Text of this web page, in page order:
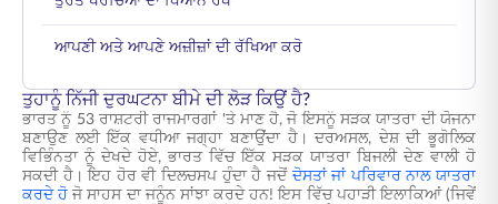
ਆਪਣੀ ਅਤੇ ਆਪਣੇ ਅਜ਼ੀਜ਼ਾਂ ਦੀ ਰੱਖਿਆ ਕਰੋ
ਤੁਹਾਨੂੰ ਨਿੱਜੀ ਦੁਰਘਟਨਾ ਬੀਮੇ ਦੀ ਲੋੜ ਕਿਉਂ ਹੈ?
ਭਾਰਤ ਨੂੰ 53 ਰਾਸ਼ਟਰੀ ਰਾਜਮਾਰਗਾਂ 'ਤੇ ਮਾਣ ਹੈ, ਜੋ ਇਸਨੂੰ ਸੜਕ ਯਾਤਰਾ ਦੀ ਯੋਜਨਾ
ਬਣਾਉਣ ਲਈ ਇੱਕ ਵਧੀਆ ਜਗ੍ਹਾ ਬਣਾਉਂਦਾ ਹੈ। ਦਰਅਸਲ, ਦੇਸ਼ ਦੀ ਭੂਗੋਲਿਕ
ਵਿਭਿੰਨਤਾ ਨੂੰ ਦੇਖਦੇ ਹੋਏ, ਭਾਰਤ ਵਿੱਚ ਇੱਕ ਸੜਕ ਯਾਤਰਾ ਬਿਜਲੀ ਦੇਣ ਵਾਲੀ ਹੋ
ਸਕਦੀ ਹੈ। ਇਹ ਹੋਰ ਵੀ ਦਿਲਚਸਪ ਹੁੰਦਾ ਹੈ ਜਦੋਂਦੋਸਤਾਂ ਜਾਂ ਪਰਿਵਾਰ ਨਾਲ ਯਾਤਰਾ
ਕਰਦੇ ਹੋ ਜੋ ਸਾਹਸ ਦਾ ਜਨੂੰਨ ਸਾਂਝਾ ਕਰਦੇ ਹਨ! ਇਸ ਵਿੱਚ ਪਹਾੜੀ ਇਲਾਕਿਆਂ (ਜਿਵੇਂ